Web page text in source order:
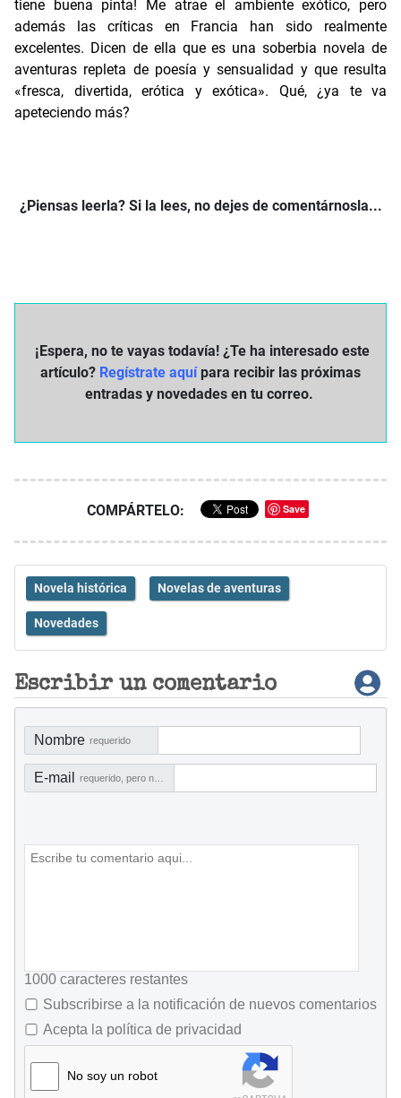
tiene buena pinta! Me atrae el ambiente exótico, pero
además las críticas en Francia han sido realmente
excelentes. Dicen de ella que es una soberbia novela de
aventuras repleta de poesía y sensualidad y que resulta
«fresca, divertida, erótica y exótica». Qué, ¿ya te va
apeteciendo más?
¿Piensas leerla? Si la lees, no dejes de comentárnosla...
¡Espera, no te vayas todavía! ¿Te ha interesado este
artículo? Regístrate aquí para recibir las próximas
entradas y novedades en tu correo.
COMPÁRTELO: Save
Novela histórica Novelas de aventuras
Novedades
Escribir un comentario
Nombre requerido
E-mail
1000 caracteres restantes
Subscribirse a la notificación de nuevos comentarios
Acepta la política de privacidad
No soy un robot